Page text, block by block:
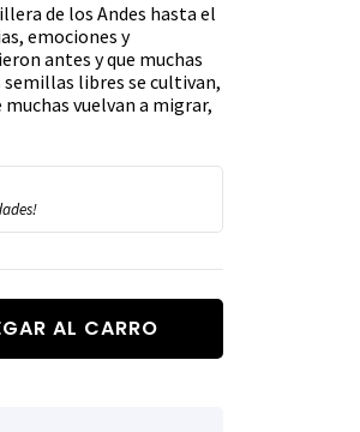
de los Andes hasta el
emociones y
antes y que muchas
semillas libres se cultivan,
vuelvan a migrar,
AL CARRO